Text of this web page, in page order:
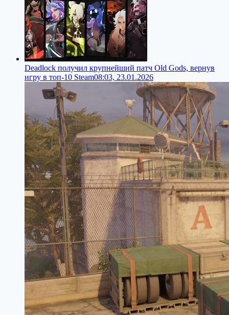
Deadlock получил крупнейший патч Old Gods, вернув
игру в топ-10 Steam08:03, 23.01.2026